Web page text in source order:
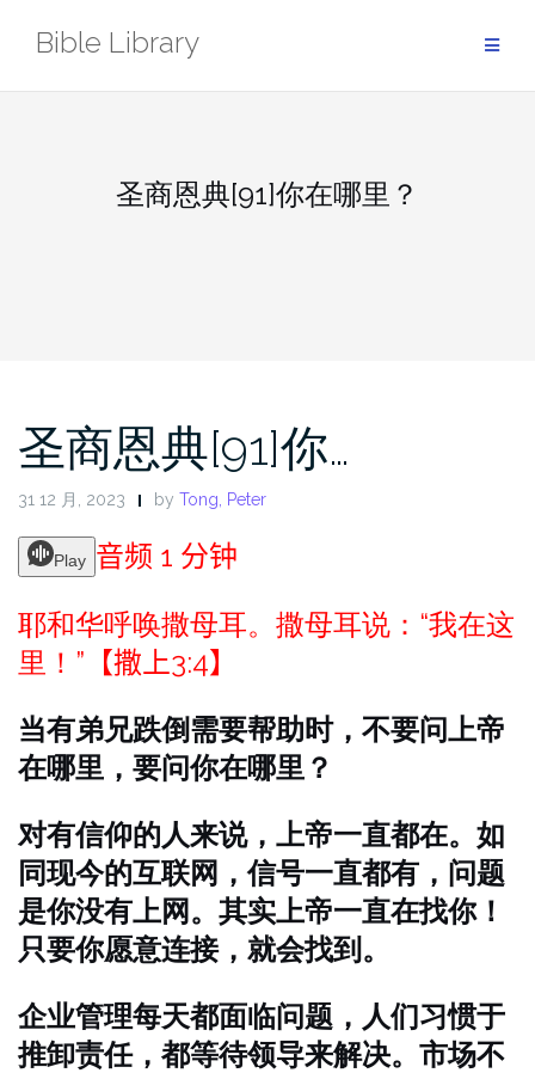
Bible Library
圣商恩典[91]你在哪里？
圣商恩典[91]你…
31 12 月, 2023 by Tong, Peter
Play 音频 1 分钟
耶和华呼唤撒母耳。撒母耳说：“我在这
里！” 【撒上3:4】
当有弟兄跌倒需要帮助时，不要问上帝
在哪里，要问你在哪里？
对有信仰的人来说，上帝一直都在。如
同现今的互联网，信号一直都有，问题
是你没有上网。其实上帝一直在找你！
只要你愿意连接，就会找到。
企业管理每天都面临问题，人们习惯于
推卸责任，都等待领导来解决。市场不